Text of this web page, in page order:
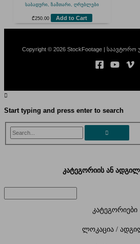
საბადური, ზამთარი, ღრუბლები
₾250.00 Add to Cart
Copyright © 2026 StockFootage |
Start typing and press enter to search
Search...
კატეგორიის ან
კატეგორიები
ლოკაცია /